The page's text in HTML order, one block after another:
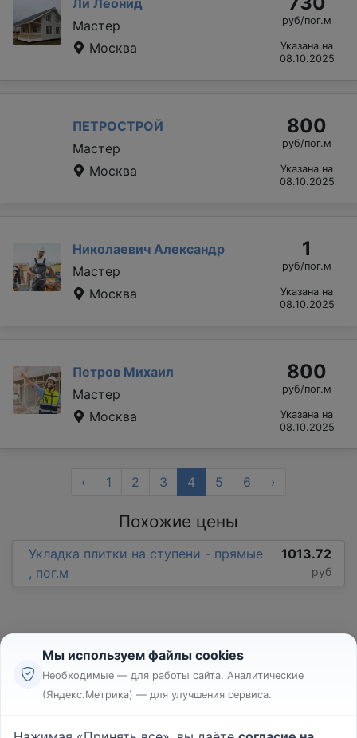
Мастер
Москва
руб/пог.м
Указана на
08.10.2025
ПЕТРОСТРОЙ
Мастер
Москва
800
руб/пог.м
Указана на
08.10.2025
Николаевич Александр
Мастер
Москва
1
руб/пог.м
Указана на
08.10.2025
Петров Михаил
Мастер
Москва
800
руб/пог.м
Указана на
08.10.2025
‹ 1 2 3 4 5 6 ›
Похожие цены
Укладка плитки на ступени - прямые
, пог.м
1013.72
руб
Реклама
Мы используем файлы cookies
Необходимые — для работы сайта. Аналитические
(Яндекс.Метрика) — для улучшения сервиса.